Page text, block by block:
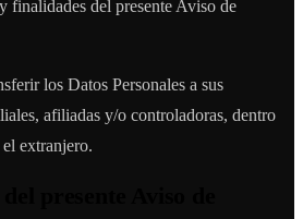
finalidades del presente Aviso de
los Datos Personales a sus
afiliadas y/o controladoras, dentro
extranjero.